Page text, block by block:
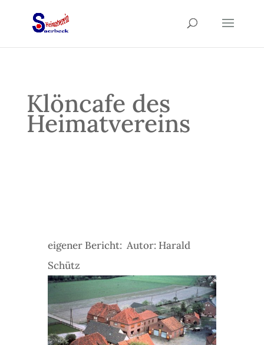
Klöncafe des
Heimatvereins
eigener Bericht: Autor: Harald
Schütz